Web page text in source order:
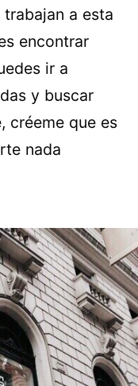
a esta
encontrar
ir a
y buscar
créeme que es
nada